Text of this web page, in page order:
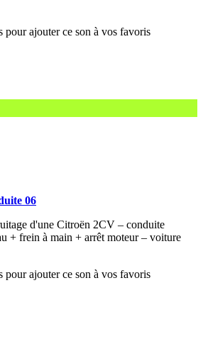
06
d'une Citroën 2CV – conduite
+ frein à main + arrêt moteur – voiture